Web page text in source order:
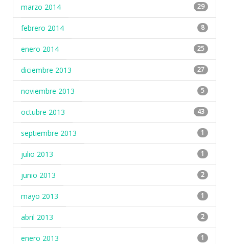
marzo 2014 29
febrero 2014 8
enero 2014 25
diciembre 2013 27
noviembre 2013 5
octubre 2013 43
septiembre 2013 1
julio 2013 1
junio 2013 2
mayo 2013 1
abril 2013 2
enero 2013 1